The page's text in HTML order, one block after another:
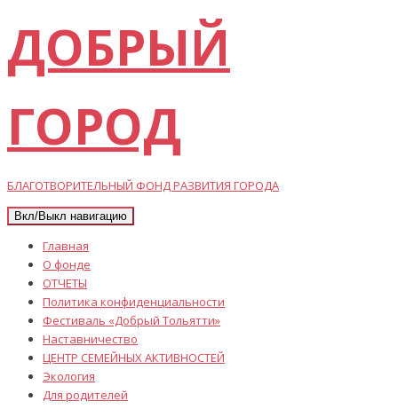
ДОБРЫЙ
ГОРОД
БЛАГОТВОРИТЕЛЬНЫЙ ФОНД РАЗВИТИЯ ГОРОДА
Вкл/Выкл навигацию
Главная
О фонде
ОТЧЕТЫ
Политика конфиденциальности
Фестиваль «Добрый Тольятти»
Наставничество
ЦЕНТР СЕМЕЙНЫХ АКТИВНОСТЕЙ
Экология
Для родителей